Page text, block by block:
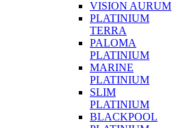
VISION AURUM
PLATINIUM
TERRA
PALOMA
PLATINIUM
MARINE
PLATINIUM
SLIM
PLATINIUM
BLACKPOOL